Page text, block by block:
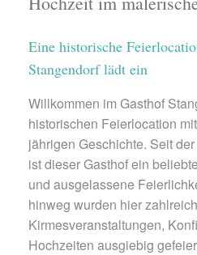
Eine historische
Stangendorf lädt ein
Willkommen im Gasthof
historischen Feierlocation
jährigen Geschichte. Seit
ist dieser Gasthof ein
und ausgelassene
hinweg wurden hier
Kirmesveranstaltungen,
Hochzeiten ausgiebig